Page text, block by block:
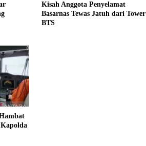
Kisah Anggota Penyelamat
Basarnas Tewas Jatuh dari Tower
BTS